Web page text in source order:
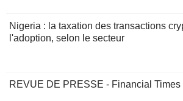
Nigeria : la taxation des transactions
l'adoption, selon le secteur
REVUE DE PRESSE - Financial Times